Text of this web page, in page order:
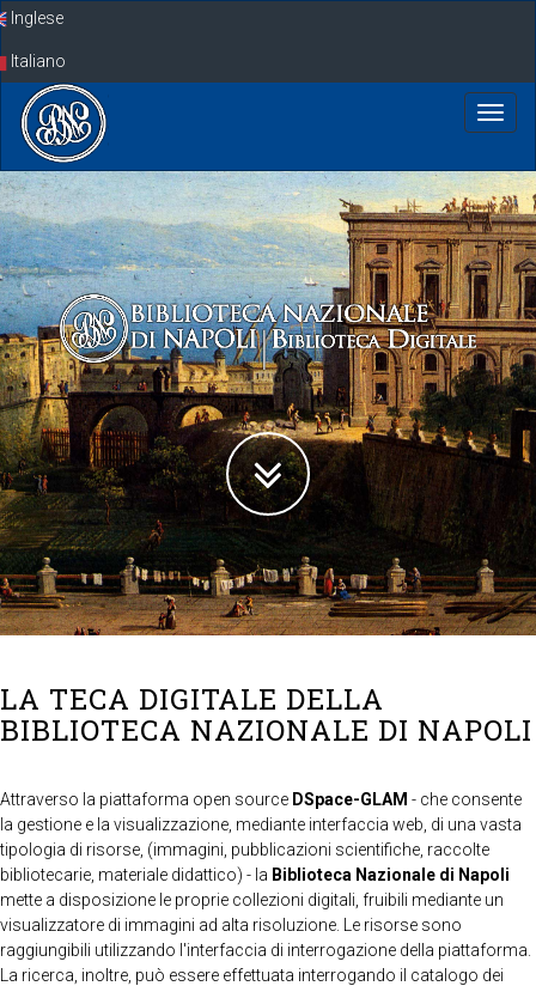
SkipInglese
Italiano
LA TECA DIGITALE DELLA
BIBLIOTECA NAZIONALE DI NAPOLI
Attraverso la piattaforma open source DSpace-GLAM - che consente
la gestione e la visualizzazione, mediante interfaccia web, di una vasta
tipologia di risorse, (immagini, pubblicazioni scientifiche, raccolte
bibliotecarie, materiale didattico) - la Biblioteca Nazionale di Napoli
mette a disposizione le proprie collezioni digitali, fruibili mediante un
visualizzatore di immagini ad alta risoluzione. Le risorse sono
raggiungibili utilizzando l'interfaccia di interrogazione della piattaforma.
La ricerca, inoltre, può essere effettuata interrogando il catalogo dei